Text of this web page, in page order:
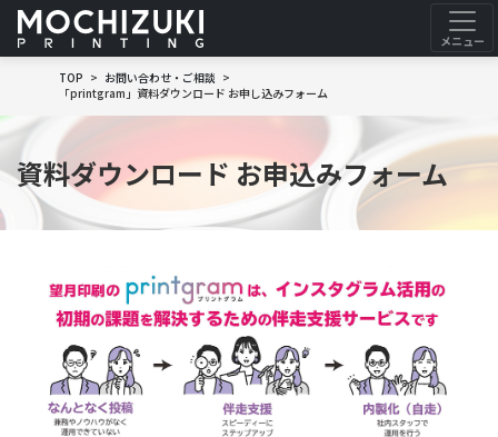
TOP
お問い合わせ・ご相談
「printgram」資料ダウンロード お申し込みフォーム
資料ダウンロード お申込みフォーム